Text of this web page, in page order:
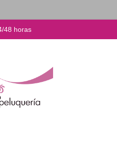
48 horas